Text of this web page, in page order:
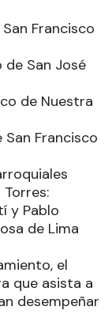
Francisco
San José
de Nuestra
Francisco
y Pablo
de Lima
el
que asista a
desempeñar